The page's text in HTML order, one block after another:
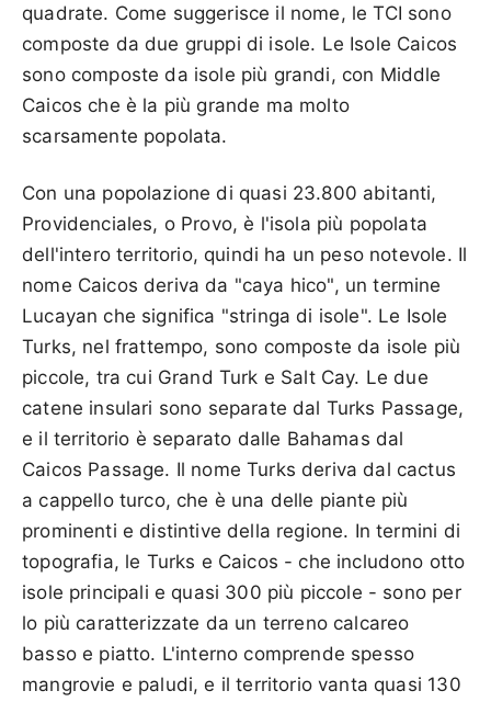
quadrate. Come suggerisce il nome, le TCI sono
composte da due gruppi di isole. Le Isole Caicos
sono composte da isole più grandi, con Middle
Caicos che è la più grande ma molto
scarsamente popolata.
Con una popolazione di quasi 23.800 abitanti,
Providenciales, o Provo, è l'isola più popolata
dell'intero territorio, quindi ha un peso notevole. Il
nome Caicos deriva da "caya hico", un termine
Lucayan che significa "stringa di isole". Le Isole
Turks, nel frattempo, sono composte da isole più
piccole, tra cui Grand Turk e Salt Cay. Le due
catene insulari sono separate dal Turks Passage,
e il territorio è separato dalle Bahamas dal
Caicos Passage. Il nome Turks deriva dal cactus
a cappello turco, che è una delle piante più
prominenti e distintive della regione. In termini di
topografia, le Turks e Caicos - che includono otto
isole principali e quasi 300 più piccole - sono per
lo più caratterizzate da un terreno calcareo
basso e piatto. L'interno comprende spesso
mangrovie e paludi, e il territorio vanta quasi 130